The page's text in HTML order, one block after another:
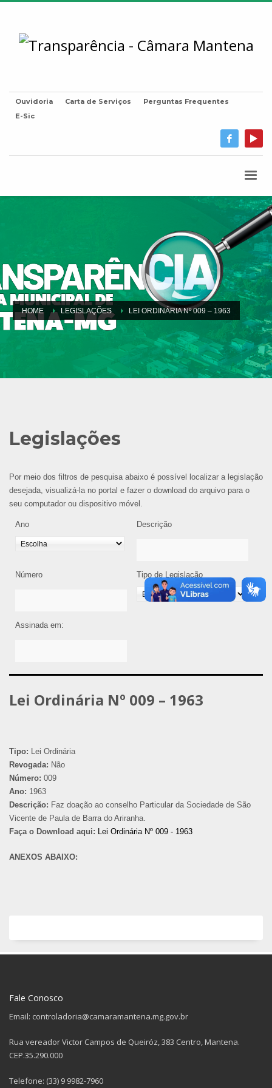
Ouvidoria Carta de Serviços
Perguntas Frequentes
E-Sic
HOME LEGISLAÇÕES LEI ORDINÁRIA Nº 009 – 1963
Legislações
Por meio dos filtros de pesquisa abaixo é possível localizar a legislação
desejada, visualizá-la no portal e fazer o download do arquivo para o
seu computador ou dispositivo móvel.
Ano Descrição
Número Tipo de Legislação
Assinada em:
Lei Ordinária Nº 009 – 1963
Tipo: Lei Ordinária
Revogada: Não
Número: 009
Ano: 1963
Descrição: Faz doação ao conselho Particular da Sociedade de São
Vicente de Paula de Barra do Ariranha.
Faça o Download aqui: Lei Ordinária Nº 009 - 1963
ANEXOS ABAIXO:
Fale Conosco
Email: controladoria@camaramantena.mg.gov.br
Rua vereador Victor Campos de Queiróz, 383 Centro, Mantena.
CEP.35.290.000
Telefone: (33) 9 9982-7960